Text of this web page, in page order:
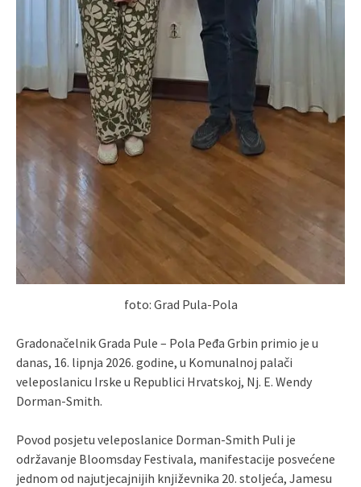
foto: Grad Pula-Pola
Gradonačelnik Grada Pule – Pola Peđa Grbin primio je u
danas, 16. lipnja 2026. godine, u Komunalnoj palači
veleposlanicu Irske u Republici Hrvatskoj, Nj. E. Wendy
Dorman-Smith.
Povod posjetu veleposlanice Dorman-Smith Puli je
održavanje Bloomsday Festivala, manifestacije posvećene
jednom od najutjecajnijih književnika 20. stoljeća, Jamesu